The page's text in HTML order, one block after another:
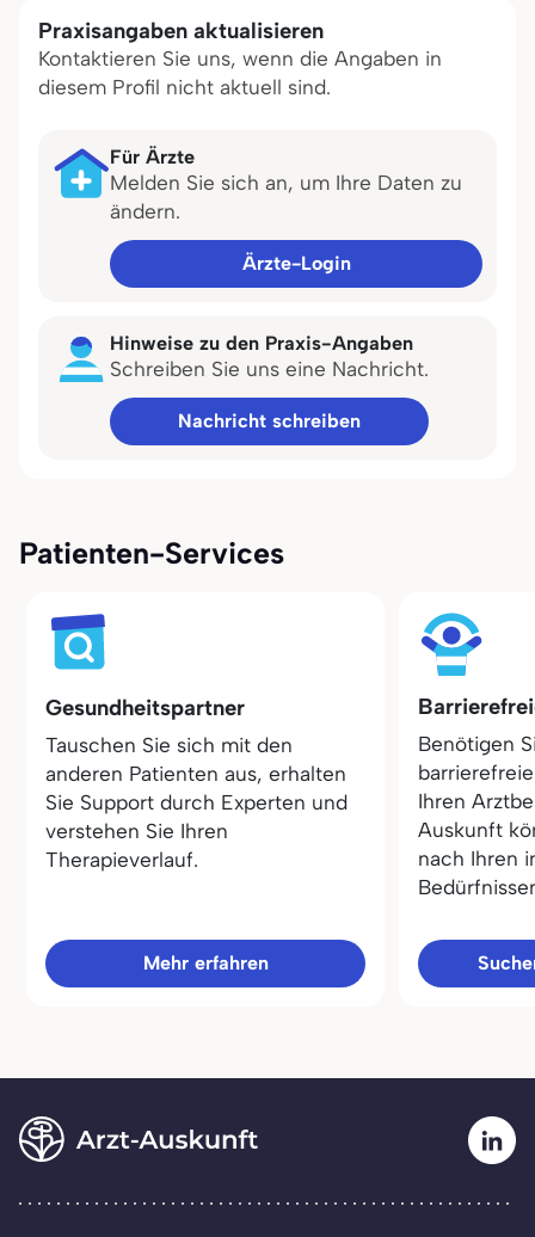
Praxisangaben aktualisieren
Kontaktieren Sie uns, wenn die Angaben in
diesem Profil nicht aktuell sind.
Für Ärzte
Melden Sie sich an, um Ihre Daten zu
ändern.
Ärzte-Login
Hinweise zu den Praxis-Angaben
Schreiben Sie uns eine Nachricht.
Nachricht schreiben
Patienten-Services
Gesundheitspartner
Tauschen Sie sich mit den
anderen Patienten aus, erhalten
Sie Support durch Experten und
verstehen Sie Ihren
Therapieverlauf.
Mehr erfahren
Benötigen
Ihren
Auskunft
nach Ihren